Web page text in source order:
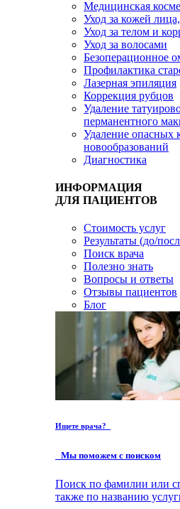
Медицинская
Уход за кожей
Уход за телом и
Уход за волосами
Безоперационное
Профилактика
Лазерная эпиляция
Коррекция рубцов
Удаление
перманентного
Удаление опасных
новообразований
Диагностика
ИНФОРМАЦИЯ
ДЛЯ ПАЦИЕНТОВ
Стоимость услуг
Результаты (до/
Поиск врача
Полезно знать
Вопросы и ответы
Отзывы пациентов
Блог
Ищете врача?
Мы поможем с поиском
Поиск по фамилии или
также по названию